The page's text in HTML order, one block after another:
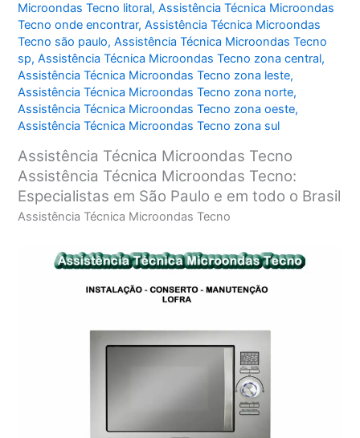
Microondas Tecno litoral,Assistência Técnica Microondas
Tecno onde encontrar,Assistência Técnica Microondas
Tecno são paulo,Assistência Técnica Microondas Tecno
sp,Assistência Técnica Microondas Tecno zona central,
Assistência Técnica Microondas Tecno zona leste,
Assistência Técnica Microondas Tecno zona norte,
Assistência Técnica Microondas Tecno zona oeste,
Assistência Técnica Microondas Tecno zona sul
Assistência Técnica Microondas Tecno
Assistência Técnica Microondas Tecno:
Especialistas em São Paulo e em todo o Brasil
Assistência Técnica Microondas Tecno